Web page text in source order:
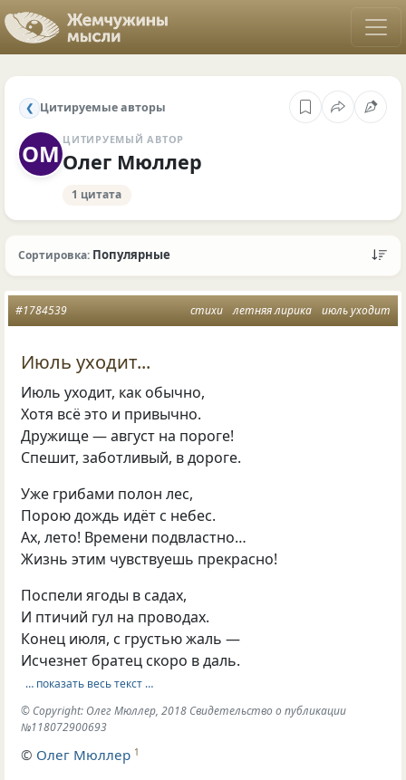
❮ Цитируемые авторы
ОМ ЦИТИРУЕМЫЙ АВТОР
Олег Мюллер
1 цитата
Сортировка: Популярные
стихи летняя лирика июль уходит
#1784539
Июль уходит...
Июль уходит, как обычно,
Хотя всё это и привычно.
Дружище — август на пороге!
Спешит, заботливый, в дороге.
Уже грибами полон лес,
Порою дождь идёт с небес.
Ах, лето! Времени подвластно…
Жизнь этим чувствуешь прекрасно!
Поспели ягоды в садах,
И птичий гул на проводах.
Конец июля, с грустью жаль —
Исчезнет братец скоро в даль.
… показать весь текст …
© Copyright: Олег Мюллер, 2018 Свидетельство о публикации
№118072900693
© Олег Мюллер 1